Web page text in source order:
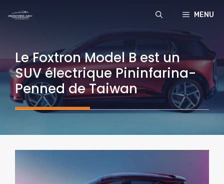
MENU
Le Foxtron Model B est un
SUV électrique Pininfarina-
Penned de Taiwan